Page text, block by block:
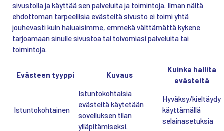
sivustolla ja käyttää sen palveluita ja toimintoja. Ilman näitä
ehdottoman tarpeellisia evästeitä sivusto ei toimi yhtä
jouhevasti kuin haluaisimme, emmekä välttämättä kykene
tarjoamaan sinulle sivustoa tai toivomiasi palveluita tai
toimintoja.
Evästeen tyyppi Kuvaus
Kuinka hallita
evästeitä
Istuntokohtainen
Istuntokohtaisia
evästeitä käytetään
sovelluksen tilan
ylläpitämiseksi.
Hyväksy/kieltäydy
käyttämällä
selainasetuksia